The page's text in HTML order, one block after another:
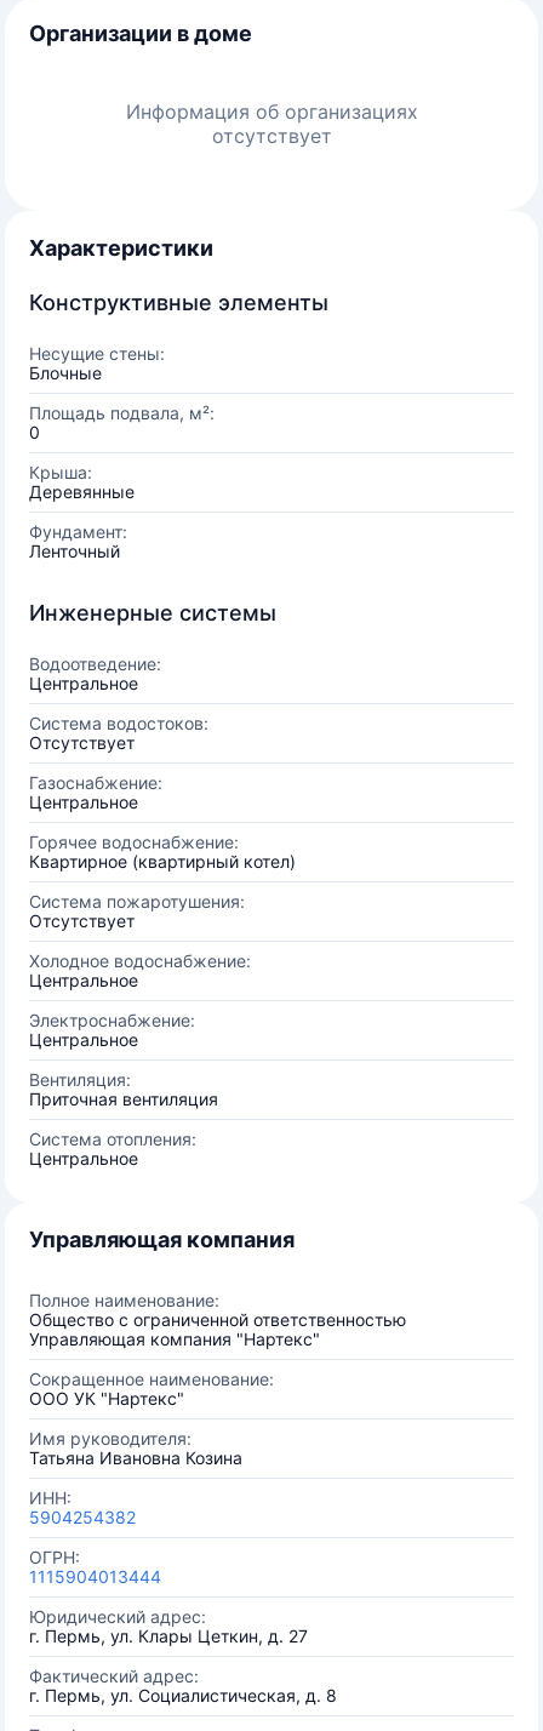
Организации в доме
Информация об организациях
отсутствует
Характеристики
Конструктивные элементы
Несущие стены:
Блочные
Площадь подвала, м²:
0
Крыша:
Деревянные
Фундамент:
Ленточный
Инженерные системы
Водоотведение:
Центральное
Система водостоков:
Отсутствует
Газоснабжение:
Центральное
Горячее водоснабжение:
Квартирное (квартирный котел)
Система пожаротушения:
Отсутствует
Холодное водоснабжение:
Центральное
Электроснабжение:
Центральное
Вентиляция:
Приточная вентиляция
Система отопления:
Центральное
Управляющая компания
Полное наименование:
Общество с ограниченной ответственностью
Управляющая компания "Нартекс"
Сокращенное наименование:
ООО УК "Нартекс"
Имя руководителя:
Татьяна Ивановна Козина
ИНН:
5904254382
ОГРН:
1115904013444
Юридический адрес:
г. Пермь, ул. Клары Цеткин, д. 27
Фактический адрес:
г. Пермь, ул. Социалистическая, д. 8